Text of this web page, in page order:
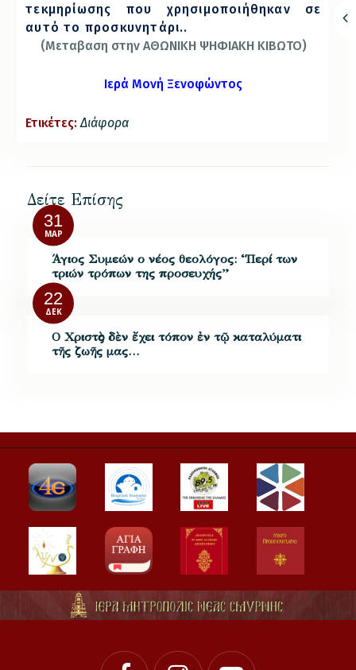
τεκμηρίωσης που χρησιμοποιήθηκαν σε
αυτό το προσκυνητάρι..
(Μεταβαση στην ΑΘΩΝΙΚΗ ΨΗΦΙΑΚΗ ΚΙΒΩΤΟ)
Ιερά Μονή Ξενοφώντος
Ετικέτες: Διάφορα
Δείτε Επίσης
31
ΜΑΡ
Άγιος Συμεών ο νέος θεολόγος: “Περί των
τριών τρόπων της προσευχής”
22
ΔΕΚ
Ο Χριστὸς δὲν ἔχει τόπον ἐν τῷ καταλύματι
τῆς ζωῆς μας…